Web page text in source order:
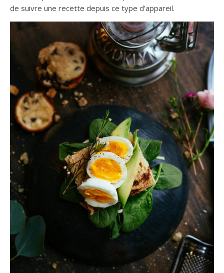
de suivre une recette depuis ce type d’appareil.